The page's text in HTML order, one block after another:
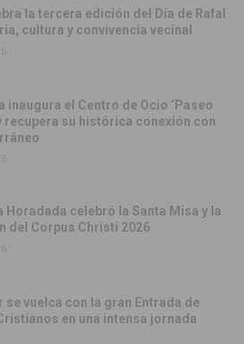
la tercera edición del Día de Rafal
cultura y convivencia vecinal
inaugura el Centro de Ocio ‘Paseo
recupera su histórica conexión con
Horadada celebró la Santa Misa y la
del Corpus Christi 2026
se vuelca con la gran Entrada de
en una intensa jornada